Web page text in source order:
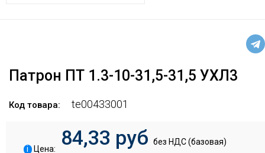
Патрон ПТ 1.3-10-31,5-31,5 УХЛ3
Код товара: te00433001
i Цена: 84,33 руб без НДС (базовая)